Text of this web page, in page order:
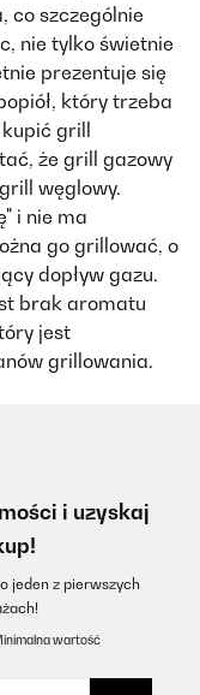
co szczególnie
nie tylko świetnie
prezentuje się
który trzeba
grill
że grill gazowy
węglowy.
i nie ma
go grillować, o
dopływ gazu.
brak aromatu
jest
grillowania.
i uzyskaj
jeden z pierwszych
wartość